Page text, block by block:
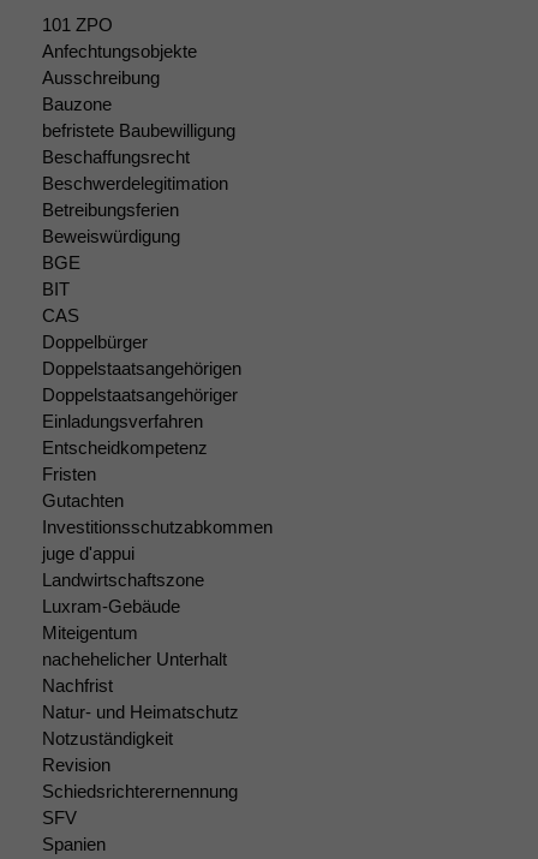
101 ZPO
Anfechtungsobjekte
Ausschreibung
Bauzone
befristete Baubewilligung
Beschaffungsrecht
Beschwerdelegitimation
Betreibungsferien
Beweiswürdigung
BGE
BIT
CAS
Doppelbürger
Doppelstaatsangehörigen
Doppelstaatsangehöriger
Einladungsverfahren
Entscheidkompetenz
Fristen
Gutachten
Investitionsschutzabkommen
juge d'appui
Landwirtschaftszone
Luxram-Gebäude
Miteigentum
nachehelicher Unterhalt
Nachfrist
Natur- und Heimatschutz
Notzuständigkeit
Revision
Schiedsrichterernennung
SFV
Spanien